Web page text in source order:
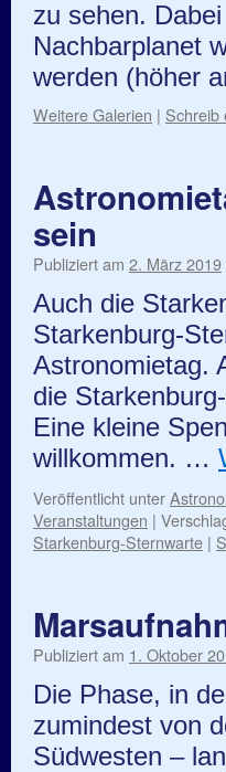
zu sehen.
Nachbarplanet
werden (höher
Weitere Galerien | Schreib
sein
Publiziert am 2. März 2019
Auch die
Starkenburg-
Astronomietag.
die
Eine kleine
willkommen. …
Veröffentlicht unter
Veranstaltungen |
Starkenburg-Sternwarte |
Publiziert am 1. Oktober
Die Phase, in
zumindest von
Südwesten –